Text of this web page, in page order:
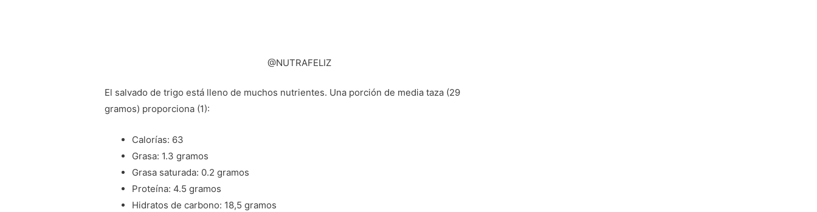
@NUTRAFELIZ
El salvado de trigo está lleno de muchos nutrientes. Una porción de media taza (29
gramos) proporciona (1):
Calorías: 63
Grasa: 1.3 gramos
Grasa saturada: 0.2 gramos
Proteína: 4.5 gramos
Hidratos de carbono: 18,5 gramos